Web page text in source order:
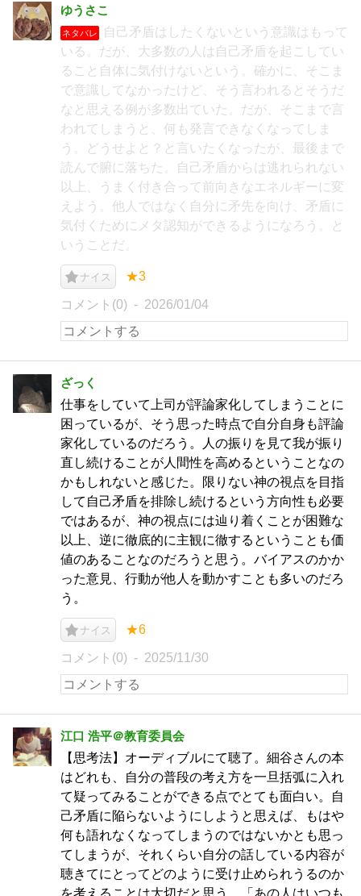
ゆうさこ
ネタバレ
自己矛盾はしたくないという意識はもって
いる。だが、大多数の人は自己矛盾を起こしてい
ること自体に気付けないという。確かに、そこま
で意識してなかったけど、そう言われるとそうだ
なと思える例が多数出ていた。だが、そこまで言
われてしまうと、何も発言できなくなってしま
う。どうせよと？と言いたくなったが、最後まで
読んで腑に落ちた。自己矛盾からは逃れられない
以上、うまく付き合って前向きなエネルギーに変
えよう。他人ではなく自分に矛先を向け、矛盾に
気付くためにメタ認知ができるようになろう。と
いうことだ。
ナイス ★3
コメント(0) 2026/01/04
ざっく
仕事をしていて上司が評論家化してしまうことに
困っているが、そう思った時点で自分自身も評論
家化しているのだろう。人の振りを見て我が振り
直し続けることが人間性を高めるということなの
かもしれないと感じた。限りない神の視点を目指
して自己矛盾を排除し続けるという方向性も必要
ではあるが、神の視点には辿り着くことが困難な
以上、逆に徹底的に主観に徹するということも価
値のあることなのだろうと思う。バイアスのかか
った意見、行動が他人を動かすことも多いのだろ
う。
ナイス ★6
コメント(0) 2025/11/30
江口 浩平＠教育委員会
【思考法】オーディブルにて聴了。細谷さんの本
はどれも、自分の普段の考え方を一旦括弧に入れ
て疑ってみることができる点でとても面白い。自
己矛盾に陥らないようにしようと思えば、もはや
何も語れなくなってしまうのではないかとも思っ
てしまうが、それくらい自分の話している内容が
聴きてにとってどのように受け止められうるのか
を考えることは大切だと思う。「あの人はいつも